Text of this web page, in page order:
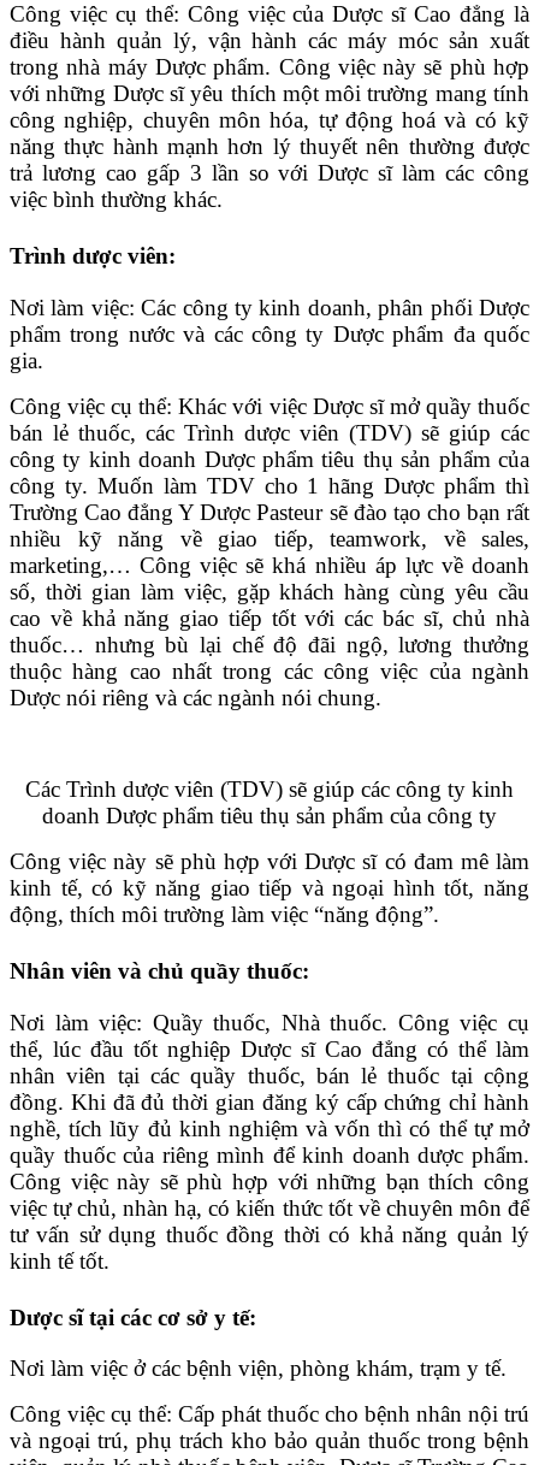
Công việc cụ thể: Công việc của Dược sĩ Cao đẳng là
điều hành quản lý, vận hành các máy móc sản xuất
trong nhà máy Dược phẩm. Công việc này sẽ phù hợp
với những Dược sĩ yêu thích một môi trường mang tính
công nghiệp, chuyên môn hóa, tự động hoá và có kỹ
năng thực hành mạnh hơn lý thuyết nên thường được
trả lương cao gấp 3 lần so với Dược sĩ làm các công
việc bình thường khác.
Trình dược viên:
Nơi làm việc: Các công ty kinh doanh, phân phối Dược
phẩm trong nước và các công ty Dược phẩm đa quốc
gia.
Công việc cụ thể: Khác với việc Dược sĩ mở quầy thuốc
bán lẻ thuốc, các Trình dược viên (TDV) sẽ giúp các
công ty kinh doanh Dược phẩm tiêu thụ sản phẩm của
công ty. Muốn làm TDV cho 1 hãng Dược phẩm thì
Trường Cao đẳng Y Dược Pasteur sẽ đào tạo cho bạn rất
nhiều kỹ năng về giao tiếp, teamwork, về sales,
marketing,… Công việc sẽ khá nhiều áp lực về doanh
số, thời gian làm việc, gặp khách hàng cùng yêu cầu
cao về khả năng giao tiếp tốt với các bác sĩ, chủ nhà
thuốc… nhưng bù lại chế độ đãi ngộ, lương thưởng
thuộc hàng cao nhất trong các công việc của ngành
Dược nói riêng và các ngành nói chung.
Các Trình dược viên (TDV) sẽ giúp các công ty kinh
doanh Dược phẩm tiêu thụ sản phẩm của công ty
Công việc này sẽ phù hợp với Dược sĩ có đam mê làm
kinh tế, có kỹ năng giao tiếp và ngoại hình tốt, năng
động, thích môi trường làm việc “năng động”.
Nhân viên và chủ quầy thuốc:
Nơi làm việc: Quầy thuốc, Nhà thuốc. Công việc cụ
thể, lúc đầu tốt nghiệp Dược sĩ Cao đẳng có thể làm
nhân viên tại các quầy thuốc, bán lẻ thuốc tại cộng
đồng. Khi đã đủ thời gian đăng ký cấp chứng chỉ hành
nghề, tích lũy đủ kinh nghiệm và vốn thì có thể tự mở
quầy thuốc của riêng mình để kinh doanh dược phẩm.
Công việc này sẽ phù hợp với những bạn thích công
việc tự chủ, nhàn hạ, có kiến thức tốt về chuyên môn để
tư vấn sử dụng thuốc đồng thời có khả năng quản lý
kinh tế tốt.
Dược sĩ tại các cơ sở y tế:
Nơi làm việc ở các bệnh viện, phòng khám, trạm y tế.
Công việc cụ thể: Cấp phát thuốc cho bệnh nhân nội trú
và ngoại trú, phụ trách kho bảo quản thuốc trong bệnh